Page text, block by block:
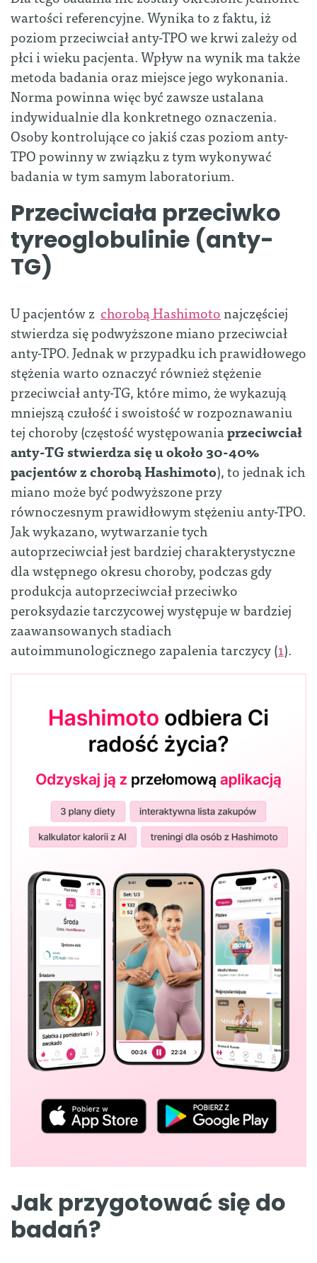
wartości referencyjne. Wynika to z faktu, iż
poziom przeciwciał anty-TPO we krwi zależy od
płci i wieku pacjenta. Wpływ na wynik ma także
metoda badania oraz miejsce jego wykonania.
Norma powinna więc być zawsze ustalana
indywidualnie dla konkretnego oznaczenia.
Osoby kontrolujące co jakiś czas poziom anty-
TPO powinny w związku z tym wykonywać
badania w tym samym laboratorium.
Przeciwciała przeciwko
tyreoglobulinie (anty-
TG)
U pacjentów z chorobą Hashimotonajczęściej
stwierdza się podwyższone miano przeciwciał
anty-TPO. Jednak w przypadku ich prawidłowego
stężenia warto oznaczyć również stężenie
przeciwciał anty-TG, które mimo, że wykazują
mniejszą czułość i swoistość w rozpoznawaniu
tej choroby (częstość występowaniaprzeciwciał
anty-TG stwierdza się u około 30-40%
pacjentów z chorobą Hashimoto), to jednak ich
miano może być podwyższone przy
równoczesnym prawidłowym stężeniu anty-TPO.
Jak wykazano, wytwarzanie tych
autoprzeciwciał jest bardziej charakterystyczne
dla wstępnego okresu choroby, podczas gdy
produkcja autoprzeciwciał przeciwko
peroksydazie tarczycowej występuje w bardziej
zaawansowanych stadiach
autoimmunologicznego zapalenia tarczycy (1).
Jak przygotować się do
badań?